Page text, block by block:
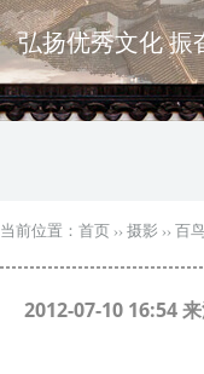
突出海西特色 报
今用 力求雅俗共
弘扬优秀文化 振
当前位置： 首页 ›› 摄影 ›› 百
2012-07-10 16:54